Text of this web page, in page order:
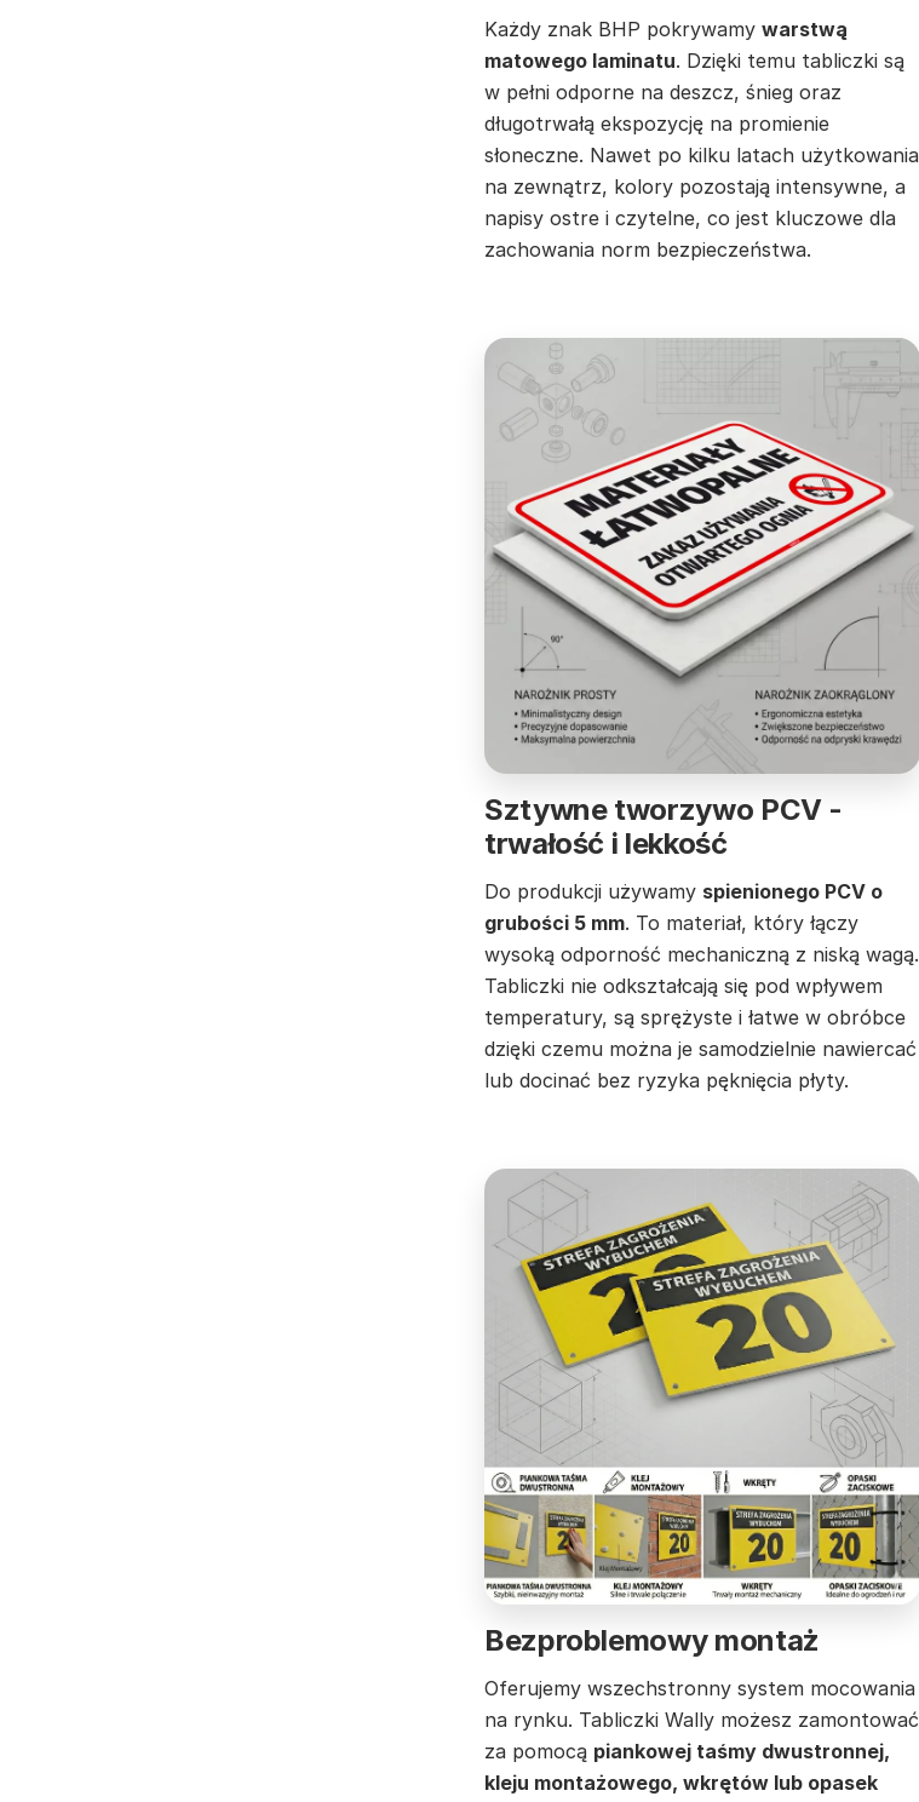
Każdy znak BHP pokrywamy warstwą
matowego laminatu. Dzięki temu tabliczki są
w pełni odporne na deszcz, śnieg oraz
długotrwałą ekspozycję na promienie
słoneczne. Nawet po kilku latach użytkowania
na zewnątrz, kolory pozostają intensywne, a
napisy ostre i czytelne, co jest kluczowe dla
zachowania norm bezpieczeństwa.
Sztywne tworzywo PCV -
trwałość i lekkość
Do produkcji używamy spienionego PCV o
grubości 5 mm. To materiał, który łączy
wysoką odporność mechaniczną z niską wagą.
Tabliczki nie odkształcają się pod wpływem
temperatury, są sprężyste i łatwe w obróbce
dzięki czemu można je samodzielnie nawiercać
lub docinać bez ryzyka pęknięcia płyty.
Bezproblemowy montaż
Oferujemy wszechstronny system mocowania
na rynku. Tabliczki Wally możesz zamontować
za pomocą piankowej taśmy dwustronnej,
kleju montażowego, wkrętów lub opasek